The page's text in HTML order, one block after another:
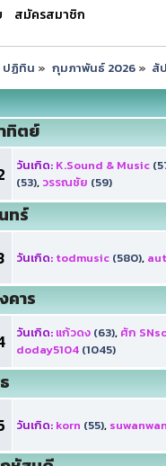
สมัครสมาชิก
ปฏิทิน » กุมภาพันธ์ 2026» สั
ทิตย์
วันเกิด: K.Sound & Music
(53), วรรณชัย (59)
ทร์
วันเกิด: todmusic (580),
คาร
วันเกิด: แก้วดง (63), ศัก
doday5104 (1045)
วันเกิด: korn (55),